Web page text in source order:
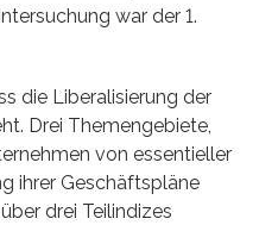
war der 1.
die Liberalisierung der
Drei Themengebiete,
von essentieller
ihrer Geschäftspläne
drei Teilindizes